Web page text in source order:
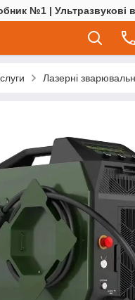
№1 | Ультразвукові
Лазерні